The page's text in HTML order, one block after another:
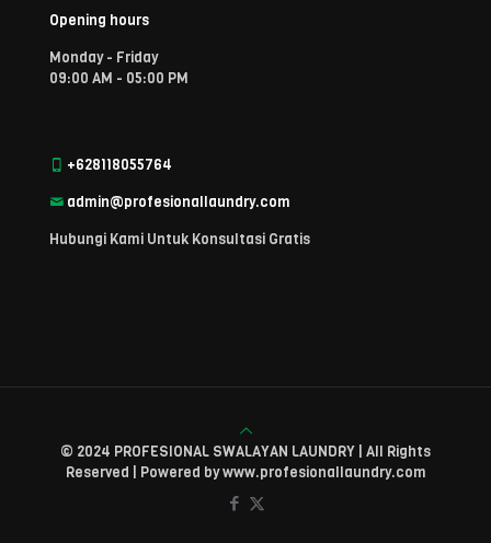
Opening hours
Monday - Friday
09:00 AM - 05:00 PM
+628118055764
admin@profesionallaundry.com
Hubungi Kami Untuk Konsultasi Gratis
© 2024 PROFESIONAL SWALAYAN LAUNDRY | All Rights
Reserved | Powered by www.profesionallaundry.com